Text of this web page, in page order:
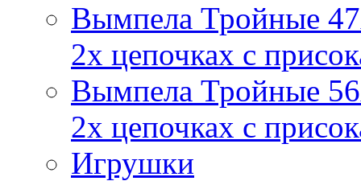
Вымпела Тройные
2х цепочках с
Вымпела Тройные
2х цепочках с
Игрушки